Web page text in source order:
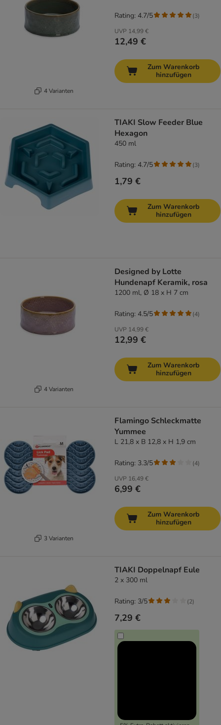
4 Varianten
UVP 14,99 €
12,49 €
Rating: 4.7/5 (3)
Zum Warenkorb
hinzufügen
TIAKI Slow Feeder Blue
Hexagon
450 ml
1,79 €
Rating: 4.7/5 (3)
Zum Warenkorb
hinzufügen
4 Varianten
Designed by Lotte
Hundenapf Keramik, rosa
1200 ml, Ø 18 x H 7 cm
UVP 14,99 €
12,99 €
Rating: 4.5/5 (4)
Zum Warenkorb
hinzufügen
3 Varianten
Flamingo Schleckmatte
Yummee
L 21,8 x B 12,8 x H 1,9 cm
UVP 16,49 €
6,99 €
Rating: 3.3/5 (4)
Zum Warenkorb
hinzufügen
TIAKI Doppelnapf Eule
2 x 300 ml
7,29 €
Rating: 3/5 (2)